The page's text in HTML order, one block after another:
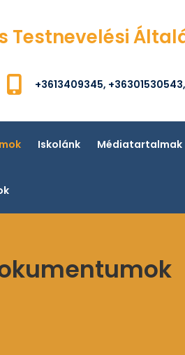
Testnevelési
+3613409345,
Iskolánk Médiatartalmak